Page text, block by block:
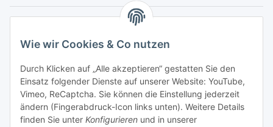
Wie wir Cookies & Co nutzen
Durch Klicken auf „Alle akzeptieren“ gestatten Sie den
Einsatz folgender Dienste auf unserer Website: YouTube,
Vimeo, ReCaptcha. Sie können die Einstellung jederzeit
ändern (Fingerabdruck-Icon links unten). Weitere Details
finden Sie unter Konfigurieren und in unserer
Wir sind kein Spielwarenhändler i. S. d.
Spielwarenverordnung
Die meisten der von uns vertriebenen Produkte sind
nur für ein Erwachsenenhobby gedacht. Diese
Produkte gehören nicht in unbeaufsichtigte